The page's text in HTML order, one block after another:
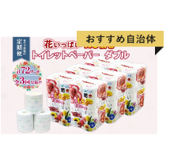
泡石鹸 石鹸 兵庫 兵庫県 小野